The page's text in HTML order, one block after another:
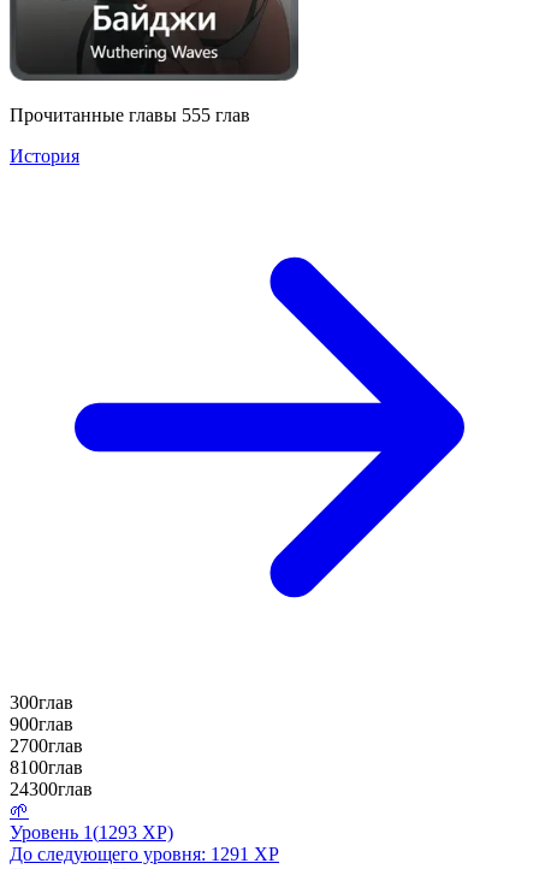
Прочитанные главы 555 глав
История
300глав
900глав
2700глав
8100глав
24300глав
🌱
Уровень 1(1293 XP)
До следующего уровня: 1291 XP